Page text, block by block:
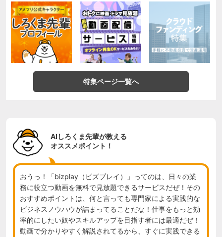
特集ページ一覧へ
AIしろくま先輩が教える
オススメポイント！
おうっ！「bizplay（ビズプレイ）」ってのは、日々の業
務に役立つ動画を無料で見放題できるサービスだぜ！その
おすすめポイントは、何と言っても専門家による実践的な
ビジネスノウハウが詰まってることだな！仕事をもっと効
率的にしたい奴やスキルアップを目指す者には最適だぜ！
動画で分かりやすく解説されてるから、すぐに実践できる